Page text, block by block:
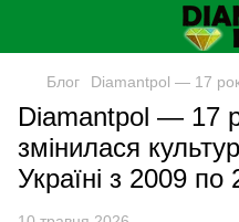
Блог Diamantpol — 17
Diamantpol — 17
змінилася
Україні з 2009 по